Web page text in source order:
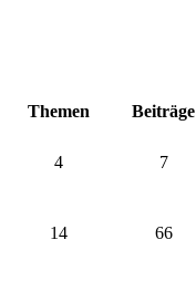
Themen Beiträge
4 7
14 66